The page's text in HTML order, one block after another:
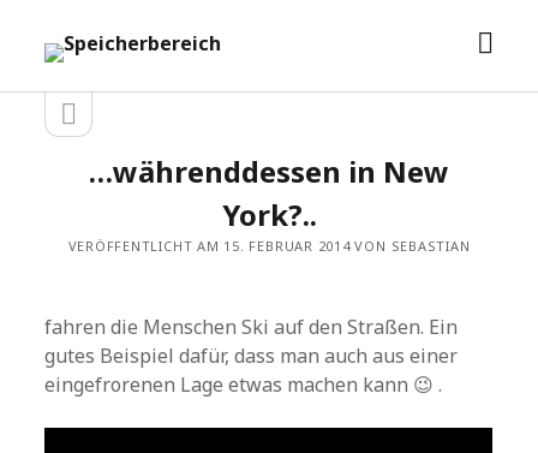
Speicherbereich
Seitenleiste
Seitenleiste
öffnen
…währenddessen in New
York?..
VERÖFFENTLICHT AM 15. FEBRUAR 2014 VON SEBASTIAN
fahren die Menschen Ski auf den Straßen. Ein
gutes Beispiel dafür, dass man auch aus einer
eingefrorenen Lage etwas machen kann 😉 .